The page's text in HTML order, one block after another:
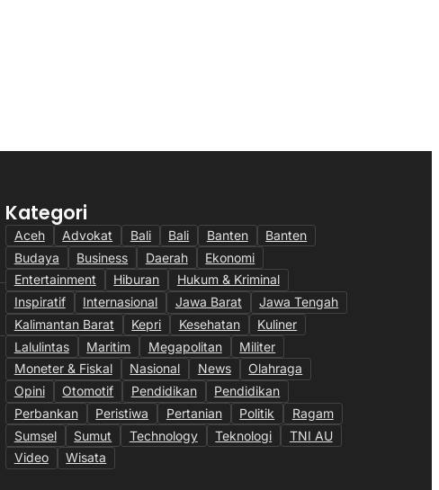
Kategori
Aceh Advokat Bali Bali Banten
Banten
Budaya
Business Daerah
Ekonomi
Entertainment
Hiburan
Hukum & Kriminal
Inspiratif
Internasional Jawa Barat
Jawa Tengah
Kalimantan Barat
Kepri Kesehatan
Kuliner
Lalulintas
Maritim Megapolitan
Militer
Moneter & Fiskal
Nasional News
Olahraga
Opini
Otomotif Pendidikan
Pendidikan
Perbankan
Peristiwa Pertanian Politik
Ragam
Sumsel
Sumut Technology Teknologi
TNI AU
Video
Wisata